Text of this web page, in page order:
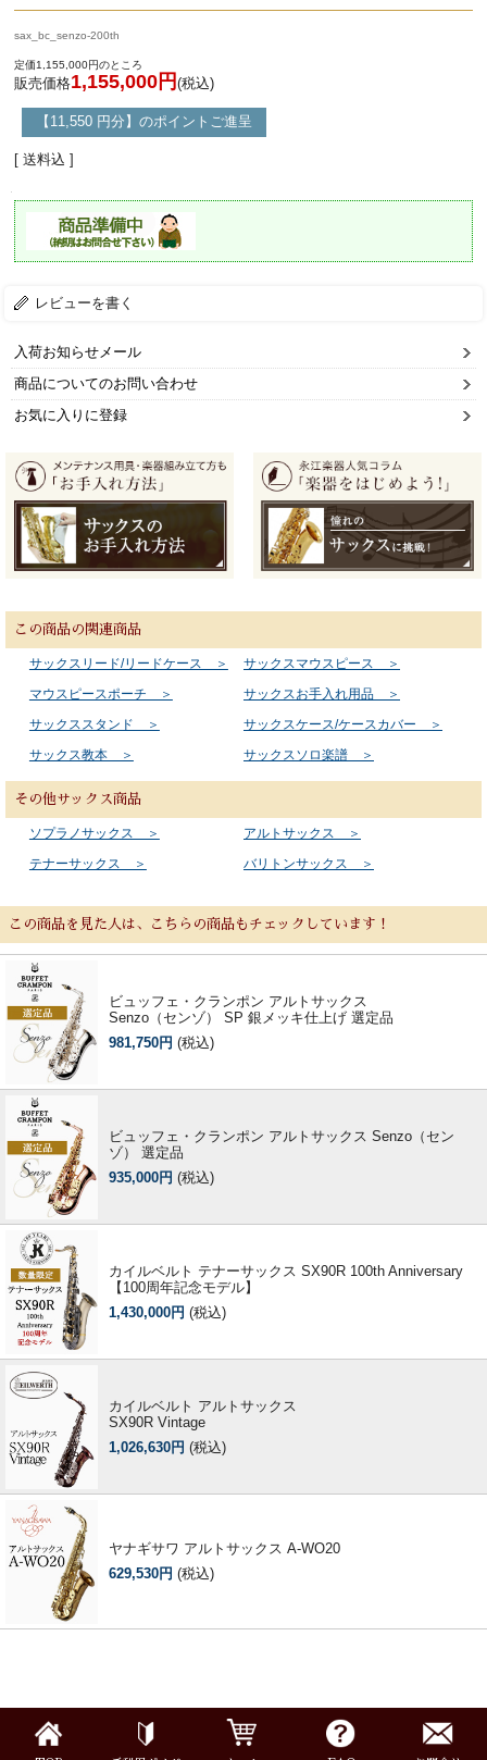
sax_bc_senzo-200th
定価1,155,000円のところ
販売価格1,155,000円 (税込)
【11,550 円分】のポイントご進呈
[ 送料込 ]
レビューを書く
入荷お知らせメール
商品についてのお問い合わせ
お気に入りに登録
この商品の関連商品
サックスリード/リードケース ＞
サックスマウスピース ＞
マウスピースポーチ ＞
サックスお手入れ用品 ＞
サックススタンド ＞
サックスケース/ケースカバー ＞
サックス教本 ＞
サックスソロ楽譜 ＞
その他サックス商品
ソプラノサックス ＞
アルトサックス ＞
テナーサックス ＞
バリトンサックス ＞
この商品を見た人は、こちらの商品もチェックしています！
ビュッフェ・クランポン アルトサックス
Senzo（センゾ） SP 銀メッキ仕上げ 選定品
981,750円 (税込)
ビュッフェ・クランポン アルトサックス Senzo（セン
ゾ） 選定品
935,000円 (税込)
カイルベルト テナーサックス SX90R 100th Anniversary
【100周年記念モデル】
1,430,000円 (税込)
カイルベルト アルトサックス
SX90R Vintage
1,026,630円 (税込)
ヤナギサワ アルトサックス A-WO20
629,530円 (税込)